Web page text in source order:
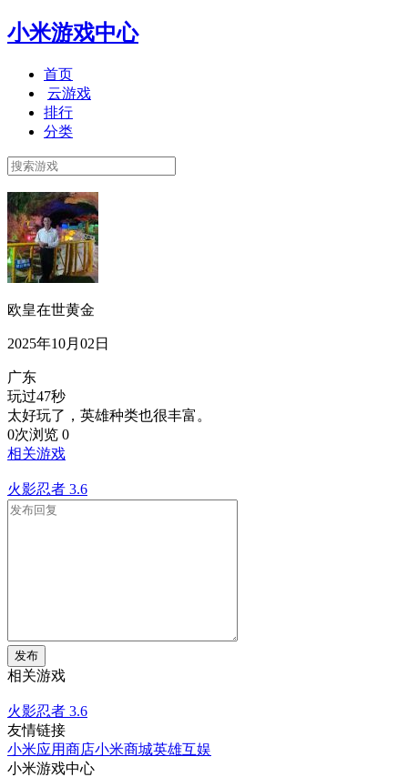
小米游戏中心
首页
云游戏
排行
分类
欧皇在世黄金
2025年10月02日
广东
玩过47秒
太好玩了，英雄种类也很丰富。
0次浏览 0
相关游戏
火影忍者 3.6
发布
相关游戏
火影忍者 3.6
友情链接
小米应用商店小米商城英雄互娱
小米游戏中心